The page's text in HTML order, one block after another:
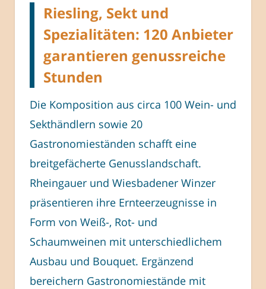
Riesling, Sekt und
Spezialitäten: 120 Anbieter
garantieren genussreiche
Stunden
Die Komposition aus circa 100 Wein- und
Sekthändlern sowie 20
Gastronomieständen schafft eine
breitgefächerte Genusslandschaft.
Rheingauer und Wiesbadener Winzer
präsentieren ihre Ernteerzeugnisse in
Form von Weiß-, Rot- und
Schaumweinen mit unterschiedlichem
Ausbau und Bouquet. Ergänzend
bereichern Gastronomiestände mit